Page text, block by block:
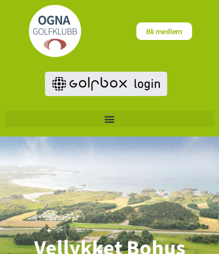
Bli medlem
Vellykket Bohus